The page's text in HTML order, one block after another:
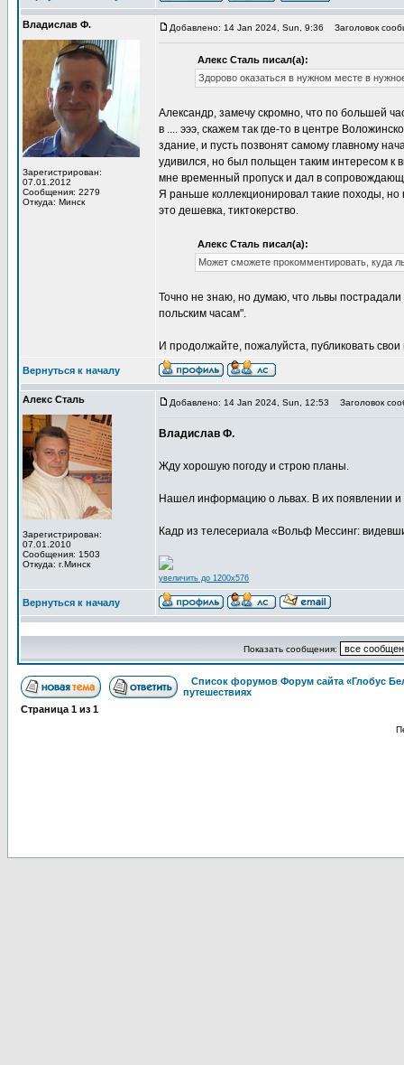
Владислав Ф.
Зарегистрирован:
07.01.2012
Сообщения: 2279
Откуда: Минск
Добавлено: 14 Jan 2024, Sun, 9:36 Заголовок
Алекс Сталь писал(а):
Здорово оказаться в нужном месте в
Александр, замечу скромно, что по большей
в .... эээ, скажем так где-то в центре
здание, и пусть позвонят самому главному
удивился, но был польщен таким интересом
мне временный пропуск и дал в
Я раньше коллекционировал такие походы, но
это дешевка, тиктокерство.
Алекс Сталь писал(а):
Может сможете прокомментировать, куда
Точно не знаю, но думаю, что львы пострадали
польским часам".
И продолжайте, пожалуйста, публиковать
Вернуться к началу
Алекс Сталь
Зарегистрирован:
07.01.2010
Сообщения: 1503
Откуда: г.Минск
Добавлено: 14 Jan 2024, Sun, 12:53 Заголовок
Владислав Ф.
Жду хорошую погоду и строю планы.
Нашел информацию о львах. В их появлении и
Кадр из телесериала «Вольф Мессинг:
увеличить до 1200x576
Вернуться к началу
Показать сообщения:
Список форумов Форум сайта «Глобус
путешествиях
Страница 1 из 1